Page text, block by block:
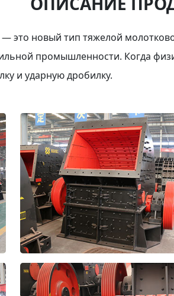
это новый тип тяжелой
промышленности. Когда
и ударную дробилку.